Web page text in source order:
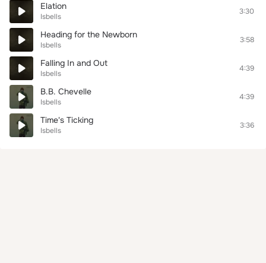
Elation
Isbells
3:30
Heading for the Newborn
Isbells
3:58
Falling In and Out
Isbells
4:39
B.B. Chevelle
Isbells
4:39
Time's Ticking
Isbells
3:36